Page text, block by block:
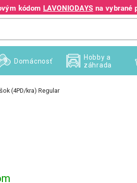
kódom LAVONIODAYS na vybrané
+421 940 995 209
Domácnosť
Hobby a
záhrada
(4PD/kra) Regular